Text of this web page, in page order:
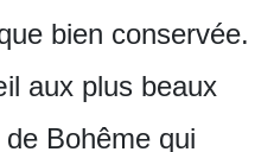
bien conservée.
aux plus beaux
Bohême qui